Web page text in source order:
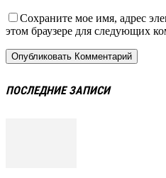
Сохраните мое имя, адрес
этом браузере для следующих
ПОСЛЕДНИЕ ЗАПИСИ